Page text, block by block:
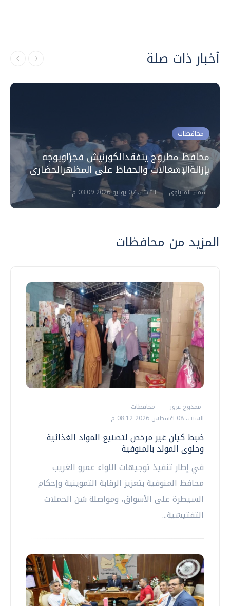
أخبار ذات صلة
محافظات
محافظ مطروح يتفقدالكورنيش فجرًاويوجه
بإزالةالإشغالات والحفاظ على المظهرالحضارى
سماء المنياوي الثلاثاء، 07 يوليو 2026 03:09 م
المزيد من محافظات
ممدوح عزوز
محافظات
السبت، 08 اغسطس 2026 08:12 م
ضبط كيان غير مرخص لتصنيع المواد الغذائية
وحلوى المولد بالمنوفية
في إطار تنفيذ توجيهات اللواء عمرو الغريب
محافظ المنوفية بتعزيز الرقابة التموينية وإحكام
السيطرة على الأسواق، ومواصلة شن الحملات
التفتيشية...